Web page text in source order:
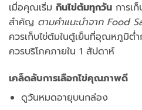
เมื่อคุณเริ่ม กินไข่ต้มทุกวัน การเ
สำคัญ ตามคำแนะนำจาก Food
ควรเก็บไข่ต้มในตู้เย็นที่อุณหภูมิต่
ควรบริโภคภายใน 1 สัปดาห์
เคล็ดลับการเลือกไข่คุณภาพดี
ดูวันหมดอายุบนกล่อง